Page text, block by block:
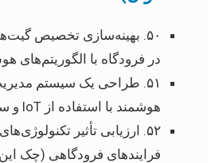
۵۰. بهینه‌سازی تخصیص
در فرودگاه با
۵۱. طراحی یک سیستم
هوشمند با استفاده از IoT و سنسورها.
۵۲. ارزیابی تأثیر
فرایندهای فرودگاهی (چک